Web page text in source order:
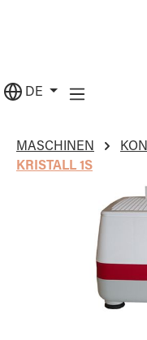
DE
MASCHINEN
KRISTALL 1S